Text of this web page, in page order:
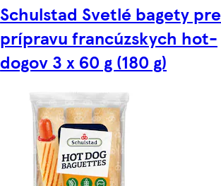
Schulstad Svetlé bagety pre
prípravu francúzskych hot-
dogov 3 x 60 g (180 g)